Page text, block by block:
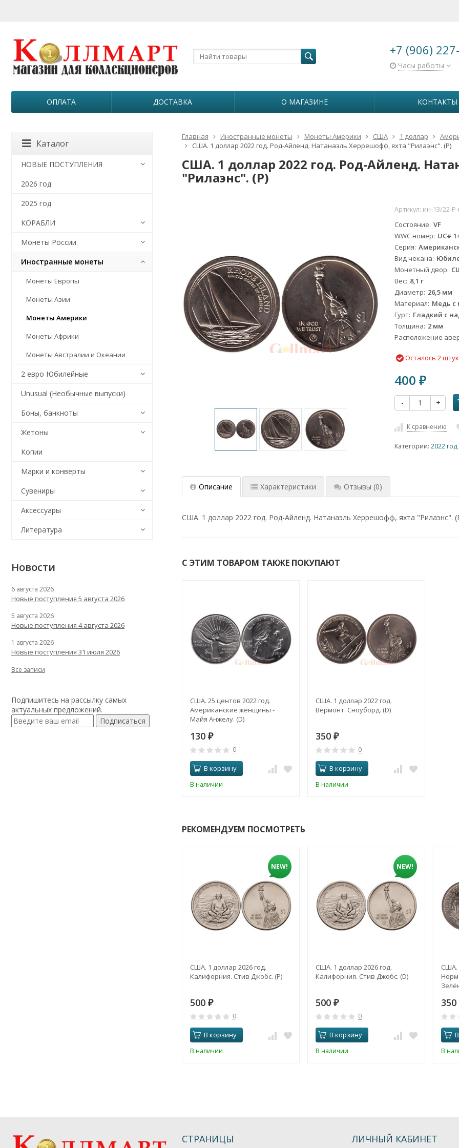
+7 (906)
Часы работы
ОПЛАТА ДОСТАВКА О МАГАЗИНЕ КОНТАКТЫ
Главная Иностранные монеты Монеты Америки США 1 доллар
США. 1 доллар 2022 год. Род-Айленд. Натанаэль Херрешофф, яхта "Рилаэнс". (P)
США. 1 доллар 2022 год. Род-Айленд.
"Рилаэнс". (P)
Артикул: ин-13/22-
Состояние VF
WWC номер UC#
Серия
Вид чекана
Монетный двор
Вес 8,1 г
Диаметр 26,5 мм
Материал Медь с
Гурт Гладкий с
Толщина 2 мм
Расположение
Осталось 2
400₽
- +
К сравнению
Категории:2022 год
Описание Характеристики Отзывы (0)
США. 1 доллар 2022 год. Род-Айленд. Натанаэль Херрешофф, яхта "Рилаэнс".
С ЭТИМ ТОВАРОМ ТАКЖЕ ПОКУПАЮТ
США. 25 центов 2022 год.
Американские женщины -
Майя Анжелу. (D)
130 ₽
0
В корзину
В наличии
США. 1 доллар 2022 год.
Вермонт. Сноуборд. (D)
350 ₽
0
В корзину
В наличии
РЕКОМЕНДУЕМ ПОСМОТРЕТЬ
NEW!
США. 1 доллар 2026 год.
Калифорния. Стив Джобс. (P)
500 ₽
0
В корзину
В наличии
NEW!
США. 1 доллар 2026 год.
Калифорния. Стив Джобс. (D)
500 ₽
0
В корзину
В наличии
США.
350
В
Каталог
НОВЫЕ ПОСТУПЛЕНИЯ
2026 год
2025 год
КОРАБЛИ
Монеты России
Иностранные монеты
Монеты Европы
Монеты Азии
Монеты Америки
Монеты Африки
Монеты Австралии и Океании
2 евро Юбилейные
Unusual (Необычные выпуски)
Боны, банкноты
Жетоны
Копии
Марки и конверты
Сувениры
Аксессуары
Литература
Новости
6 августа 2026
Новые поступления 5 августа 2026
5 августа 2026
Новые поступления 4 августа 2026
1 августа 2026
Новые поступления 31 июля 2026
Все записи
Подпишитесь на рассылку самых
актуальных предложений.
Подписаться
СТРАНИЦЫ ЛИЧНЫЙ КАБИНЕТ